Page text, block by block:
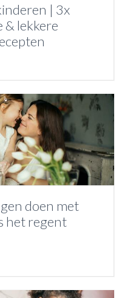
| 3x
& lekkere
doen met
het regent